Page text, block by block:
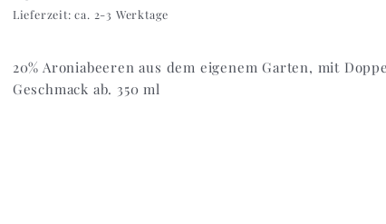
Lieferzeit: ca. 2-3 Werktage
20% Aroniabeeren aus dem eigenem Garten, mit
Geschmack ab. 350 ml